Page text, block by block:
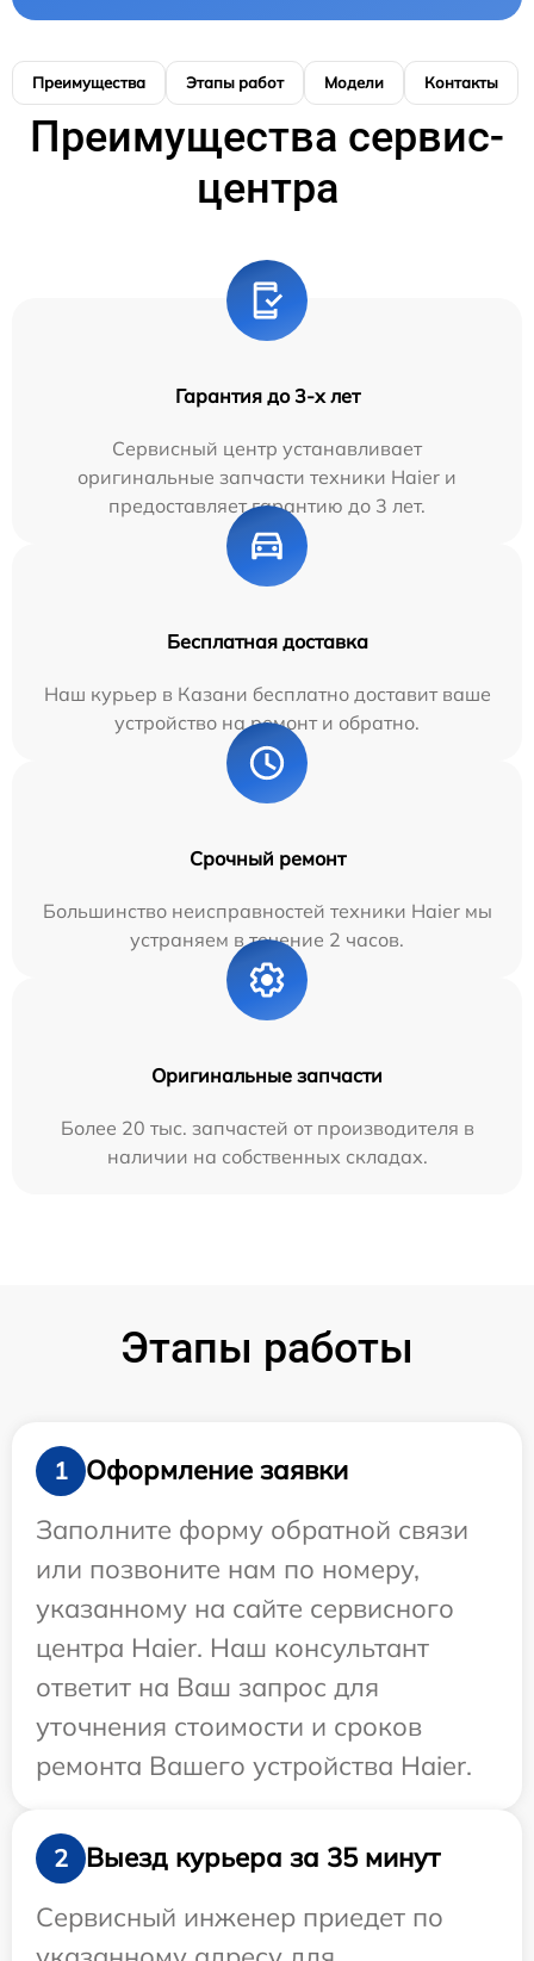
Преимущества Этапы работ Модели Контакты
Преимущества сервис-
центра
Гарантия до 3-х лет
Сервисный центр устанавливает
оригинальные запчасти техники Haier и
предоставляет гарантию до 3 лет.
Бесплатная доставка
Наш курьер в Казани бесплатно доставит ваше
устройство на ремонт и обратно.
Срочный ремонт
Большинство неисправностей техники Haier мы
устраняем в течение 2 часов.
Оригинальные запчасти
Более 20 тыс. запчастей от производителя в
наличии на собственных складах.
Этапы работы
1
Оформление заявки
Заполните форму обратной связи
или позвоните нам по номеру,
указанному на сайте сервисного
центра Haier. Наш консультант
ответит на Ваш запрос для
уточнения стоимости и сроков
ремонта Вашего устройства Haier.
2
Выезд курьера за 35 минут
Сервисный инженер приедет по